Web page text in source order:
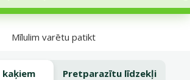
Mīlulim varētu patikt
kaķiem Pretparazītu līdzekļi